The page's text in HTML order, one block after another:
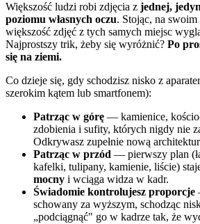
Większość ludzi robi zdjęcia z jednej,
poziomu własnych oczu. Stojąc, na
większość zdjęć z tych samych miejsc
Najprostszy trik, żeby się wyróżnić? Po
się na ziemi.
Co dzieje się, gdy schodzisz nisko z
szerokim kątem lub smartfonem):
Patrząc w górę — kamienice,
zdobienia i sufity, których nigdy nie
Odkrywasz zupełnie nową
Patrząc w przód — pierwszy plan
kafelki, tulipany, kamienie, liście)
mocny i wciąga widza w kadr.
Świadomie kontrolujesz proporcje
schowany za wyższym, schodząc
„podciągnąć" go w kadrze tak, że